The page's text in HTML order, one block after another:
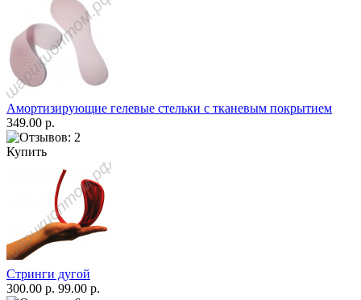
Амортизирующие гелевые стельки с тканевым покрытием
349.00 р.
Купить
Стринги дугой
300.00 р. 99.00 р.